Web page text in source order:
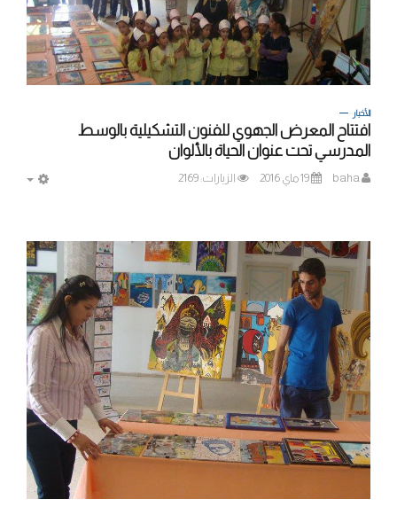
الأخبار
افتتاح المعرض الجهوي للفنون التشكيلية بالوسط
المدرسي تحت عنوان الحياة بالألوان
baha 19 ماي 2016 الزيارات: 2169